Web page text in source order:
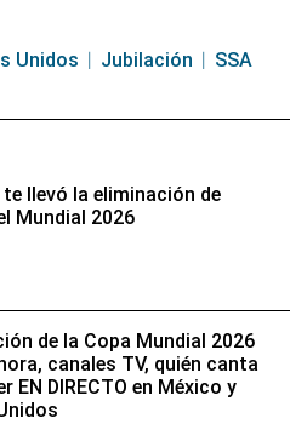
Unidos Jubilación SSA
llevó la eliminación de
Mundial 2026
de la Copa Mundial 2026
canales TV, quién canta
EN DIRECTO en México y